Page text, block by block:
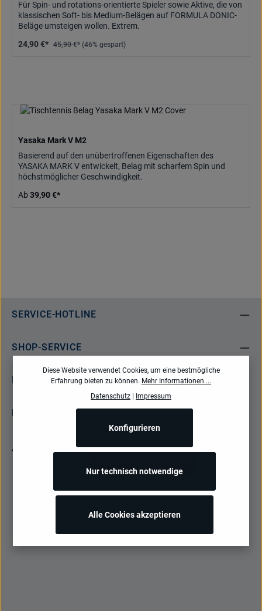
Für Spin- und rotations-orientierte Spieler sowie Aktive, die von
klassischen Soft- bis Medium-Belägen auf FORMULA DONIC-
Beläge umsteigen wollen. Extrem.
24,90 €* 45,90 €* (46% gespart)
Yasaka Mark V M2
Basierend auf den unübertroffenen Eigenschaften des
YASAKA MARK V entwickelt, Belag mit scharfem Spin und
höchstmöglicher Geschwindigkeit.
Ab 39,90 €*
SERVICE-HOTLINE
SHOP-SERVICE
INFORMATIONEN
Alle Preise inkl. gesetzl. Mehrwertsteuer zzgl.Versandkosten
Diese Website verwendet Cookies, um eine bestmögliche
Erfahrung bieten zu können. Mehr Informationen ...
Datenschutz
Impressum
Nur technisch notwendige
Konfigurieren
Alle Cookies akzeptieren